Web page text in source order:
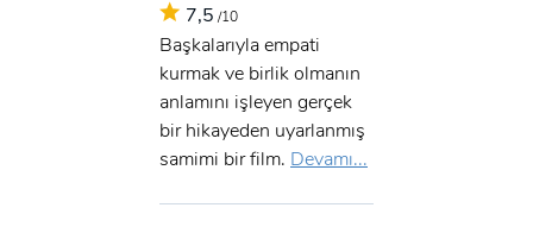
7,5 /10
Başkalarıyla empati
kurmak ve birlik olmanın
anlamını işleyen gerçek
bir hikayeden uyarlanmış
samimi bir film. Devamı...